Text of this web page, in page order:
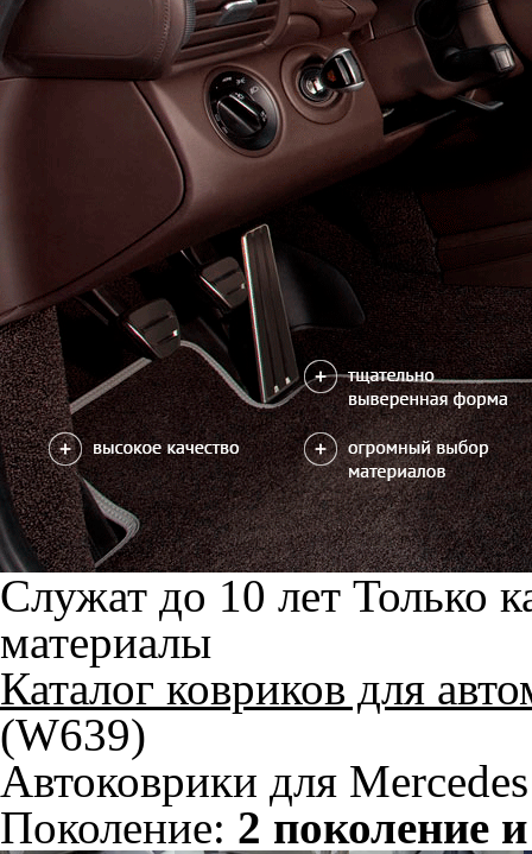
Служат до 10 лет Только
материалы
Каталог ковриков для
(W639)
Автоковрики для
Поколение: 2 поколение